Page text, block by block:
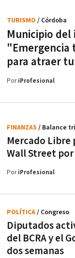
Municipio
"Emergencia
para atraer
TURISMO / Córdoba
PoriProfesional
Mercado Libre
Wall Street
FINANZAS / Balance
PoriProfesional
Diputados
del BCRA y el
dos semanas
POLÍTICA/ Congreso